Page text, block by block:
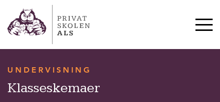
SKOLESTART OG SFO
UNDERVISNING
Klasseskemaer